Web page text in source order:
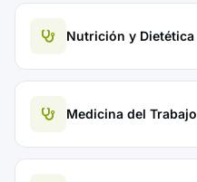
Nutrición y Dietética
Medicina del Trabajo